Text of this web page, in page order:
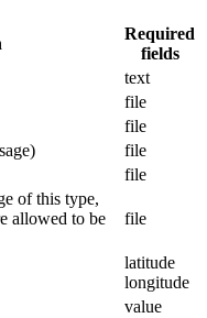
Required
fields
text
file
file
file
file
of this type,
allowed to be
file
latitude
longitude
value